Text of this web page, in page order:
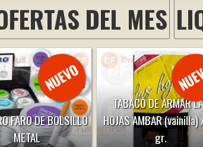
DEL MES
FARO DE BOLSILLO
METAL
TABACO DE ARMAR
HOJAS AMBAR
gr.